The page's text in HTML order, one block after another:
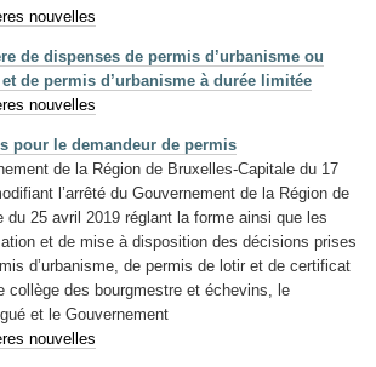
nouvelles
de dispenses de permis d’urbanisme ou
de permis d’urbanisme à durée limitée
nouvelles
pour le demandeur de permis
de la Région de Bruxelles-Capitale du 17
l’arrêté du Gouvernement de la Région de
du 25 avril 2019 réglant la forme ainsi que les
et de mise à disposition des décisions prises
d’urbanisme, de permis de lotir et de certificat
collège des bourgmestre et échevins, le
et le Gouvernement
nouvelles